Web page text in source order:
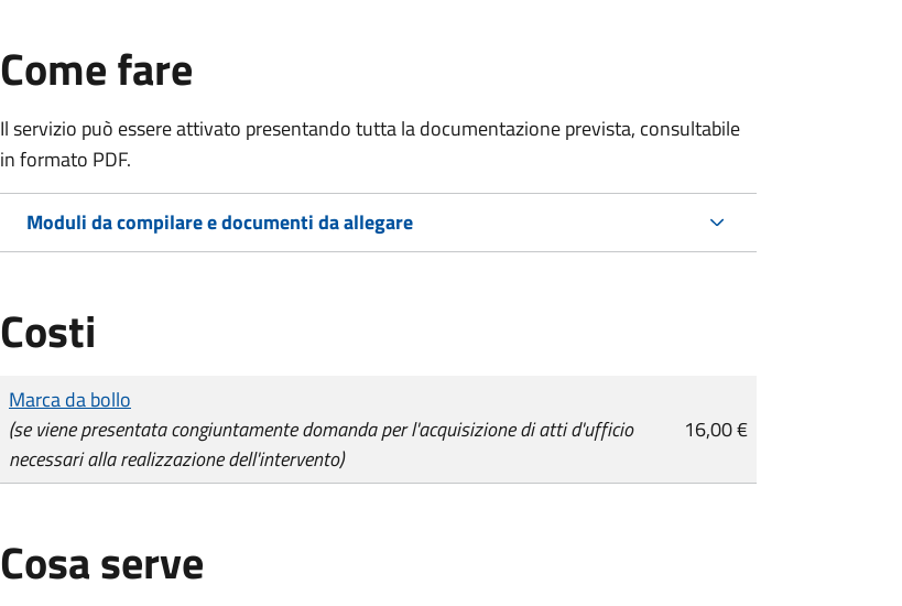
Come fare
Il servizio può essere attivato presentando tutta la documentazione prevista, consultabile
in formato PDF.
Moduli da compilare e documenti da allegare
Costi
Tipo di pagamento
Importo
Marca da bollo
(se viene presentata congiuntamente domanda per l'acquisizione di atti d'ufficio
necessari alla realizzazione dell'intervento)
16,00 €
Cosa serve